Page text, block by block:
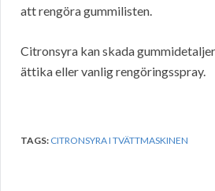
att rengöra gummilisten.
Citronsyra kan skada
ättika eller vanlig rengöringsspray.
TAGS: CITRONSYRA I TVÄTTMASKINEN